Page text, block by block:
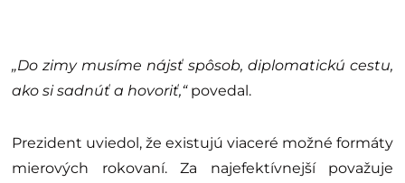
„Do zimy musíme nájsť spôsob, diplomatickú cestu,
ako si sadnúť a hovoriť,“povedal.
Prezident uviedol, že existujú viaceré možné formáty
mierových rokovaní. Za najefektívnejší považuje